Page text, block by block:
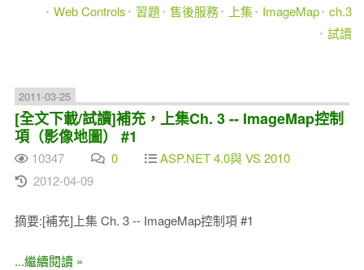
Web Controls
習題 售後服務 上集 ImageMap ch.3
試讀
2011-03-25
[全文下載/試讀]補充，上集Ch. 3 -- ImageMap控制
項（影像地圖） #1
10347 0
ASP.NET 4.0與 VS 2010
2012-04-09
摘要:[補充]上集 Ch. 3 -- ImageMap控制項 #1
...繼續閱讀 »